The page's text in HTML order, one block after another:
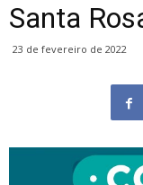
Santa
23 de fevereiro de 2022